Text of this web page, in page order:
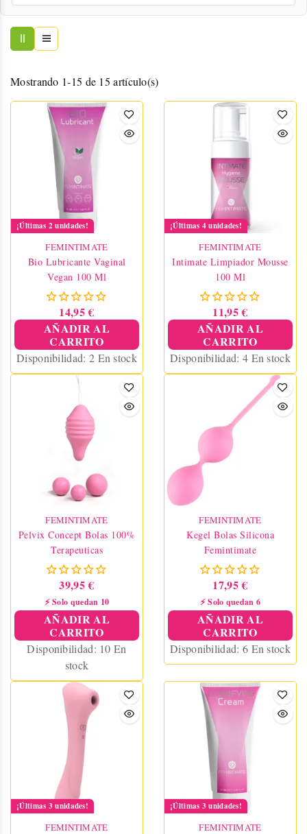
Mostrando 1-15 de 15 artículo(s)
¡Últimas 2 unidades!
FEMINTIMATE
Bio Lubricante Vaginal
Vegan 100 Ml
14,95 €
AÑADIR AL
CARRITO
Disponibilidad: 2 En stock
¡Últimas 4 unidades!
FEMINTIMATE
Intimate Limpiador Mousse
100 Ml
11,95 €
AÑADIR AL
CARRITO
Disponibilidad: 4 En stock
FEMINTIMATE
Pelvix Concept Bolas 100%
Terapeuticas
39,95 €
⚡ Solo quedan 10
AÑADIR AL
CARRITO
Disponibilidad: 10 En
stock
FEMINTIMATE
Kegel Bolas Silicona
Femintimate
17,95 €
⚡ Solo quedan 6
AÑADIR AL
CARRITO
Disponibilidad: 6 En stock
¡Últimas 3 unidades!
FEMINTIMATE
¡Últimas 3 unidades!
FEMINTIMATE